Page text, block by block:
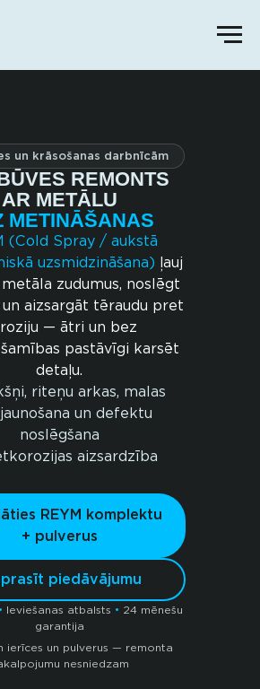
un krāsošanas darbnīcām
REMONTS
AR METĀLU
METINĀŠANAS
(Cold Spray / aukstā
uzsmidzināšana) ļauj
zudumus, noslēgt
aizsargāt tēraudu pret
— ātri un bez
pastāvīgi karsēt
detaļu.
riteņu arkas, malas
un defektu
noslēgšana
aizsardzība
REYM komplektu
+ pulverus
piedāvājumu
ierīces un pulverus — remonta
nesniedzam
• Ieviešanas atbalsts • 24 mēnešu
garantija